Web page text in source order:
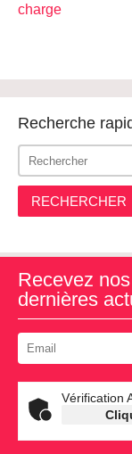
charge
Recherche
RECHERCHER
Recevez
dernières
Vérification